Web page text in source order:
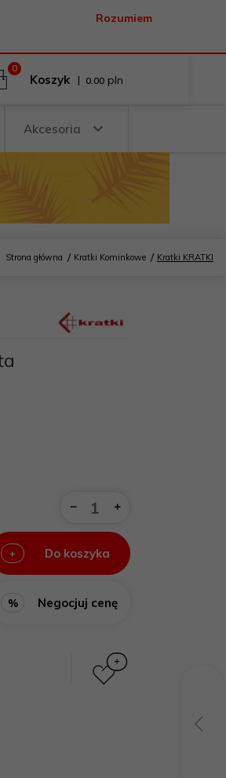
Rozumiem
0
Koszyk | 0.00 pln
Akcesoria
Strona główna Kratki Kominkowe Kratki KRATKI
+ Do koszyka
% Negocjuj cenę